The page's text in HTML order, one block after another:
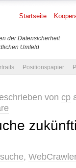
der Datensicherheit
Umfeld
Startseite
Positionspapier
von cp
, WebCrawler